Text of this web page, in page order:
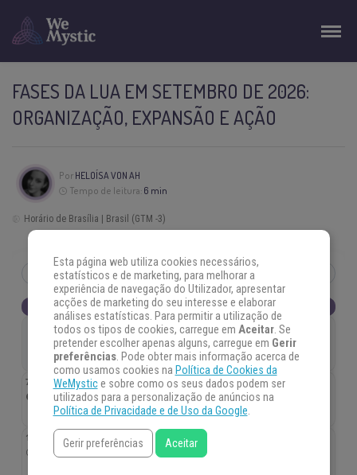
FASES DA LUA EM SETEMBRO DE 2026:
ORGANIZAÇÃO, EXPANSÃO E AÇÃO
Por HELOÍSA VON AH
Tempo de leitura: 6 min
Horário de Brasília | Brasil (GTM -3)
Agosto SETEMBRO2026
Segunda Terça Quarta Quinta Sexta Sábado
1
🌔
2
🌔
3
🌔
4
🌓
MINGUANTE
5
🌓 🌓
7
🌒
8
🌒
9
🌒
10
🌒
11
🌑
NOVA
12
🌑
14
🌘
15 16 17 18
🌗
Esta página web utiliza cookies necessários,
estatísticos e de marketing, para melhorar a
experiência de navegação do Utilizador, apresentar
acções de marketing do seu interesse e elaborar
análises estatísticas. Para permitir a utilização de
todos os tipos de cookies, carregue em Aceitar. Se
pretender escolher apenas alguns, carregue em Gerir
preferências. Pode obter mais informação acerca de
como usamos cookies na Política de Cookies da
WeMystice sobre como os seus dados podem ser
utilizados para a personalização de anúncios na
Política de Privacidade e de Uso da Google.
Gerir preferências Aceitar